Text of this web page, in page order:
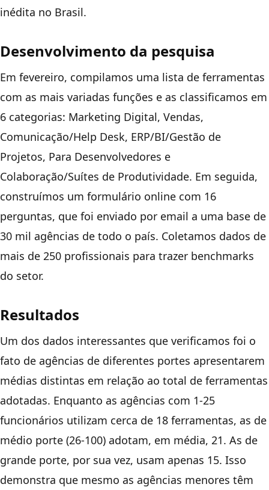
inédita no Brasil.
Desenvolvimento da pesquisa
Em fevereiro, compilamos uma lista de ferramentas
com as mais variadas funções e as classificamos em
6 categorias: Marketing Digital, Vendas,
Comunicação/Help Desk, ERP/BI/Gestão de
Projetos, Para Desenvolvedores e
Colaboração/Suítes de Produtividade. Em seguida,
construímos um formulário online com 16
perguntas, que foi enviado por email a uma base de
30 mil agências de todo o país. Coletamos dados de
mais de 250 profissionais para trazer benchmarks
do setor.
Resultados
Um dos dados interessantes que verificamos foi o
fato de agências de diferentes portes apresentarem
médias distintas em relação ao total de ferramentas
adotadas. Enquanto as agências com 1-25
funcionários utilizam cerca de 18 ferramentas, as de
médio porte (26-100) adotam, em média, 21. As de
grande porte, por sua vez, usam apenas 15. Isso
demonstra que mesmo as agências menores têm